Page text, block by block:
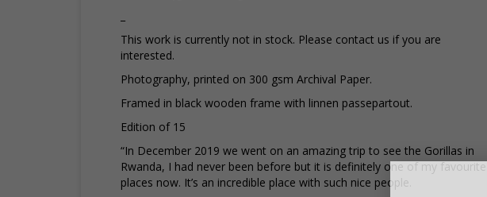
This work is currently not in stock. Please contact us if you are
interested.
Photography, printed on 300 gsm Archival Paper.
Framed in black wooden frame with linnen passepartout.
Edition of 15
“In December 2019 we went on an amazing trip to see the Gorillas in
Rwanda, I had never been before but it is definitely one of my favourite
places now. It’s an incredible place with such nice people.